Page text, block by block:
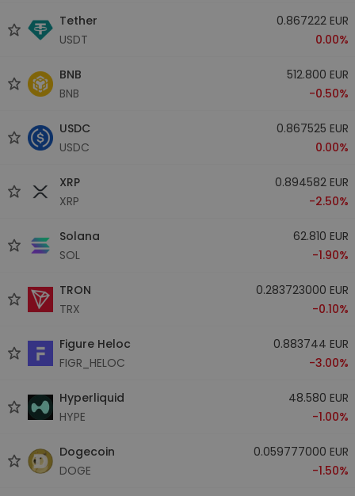
Tether
USDT
0.867222 EUR
0.00%
BNB
BNB
512.800 EUR
-0.50%
USDC
USDC
0.867525 EUR
0.00%
XRP
XRP
0.894582 EUR
-2.50%
Solana
SOL
62.810 EUR
-1.90%
TRON
TRX
0.283723000 EUR
-0.10%
Figure Heloc
FIGR_HELOC
0.883744 EUR
-3.00%
Hyperliquid
HYPE
48.580 EUR
-1.00%
Dogecoin
DOGE
0.059777000 EUR
-1.50%